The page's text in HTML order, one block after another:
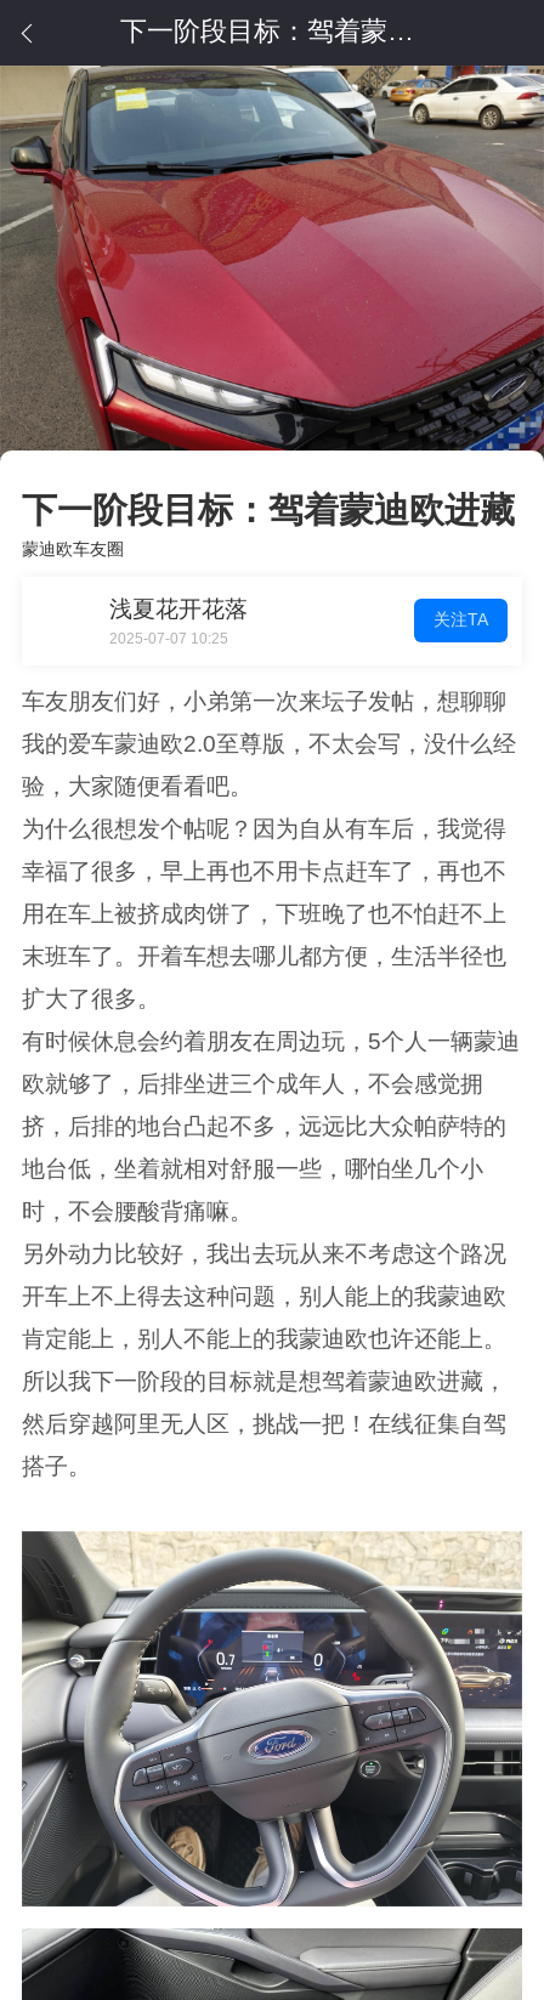
下一阶段目标：驾着蒙迪欧进藏
下一阶段目标：驾着蒙迪欧进藏
蒙迪欧车友圈
浅夏花开花落
2025-07-07 10:25
关注TA
车友朋友们好，小弟第一次来坛子发帖，想聊聊
我的爱车蒙迪欧2.0至尊版，不太会写，没什么经
验，大家随便看看吧。
为什么很想发个帖呢？因为自从有车后，我觉得
幸福了很多，早上再也不用卡点赶车了，再也不
用在车上被挤成肉饼了，下班晚了也不怕赶不上
末班车了。开着车想去哪儿都方便，生活半径也
扩大了很多。
有时候休息会约着朋友在周边玩，5个人一辆蒙迪
欧就够了，后排坐进三个成年人，不会感觉拥
挤，后排的地台凸起不多，远远比大众帕萨特的
地台低，坐着就相对舒服一些，哪怕坐几个小
时，不会腰酸背痛嘛。
另外动力比较好，我出去玩从来不考虑这个路况
开车上不上得去这种问题，别人能上的我蒙迪欧
肯定能上，别人不能上的我蒙迪欧也许还能上。
所以我下一阶段的目标就是想驾着蒙迪欧进藏，
然后穿越阿里无人区，挑战一把！在线征集自驾
搭子。